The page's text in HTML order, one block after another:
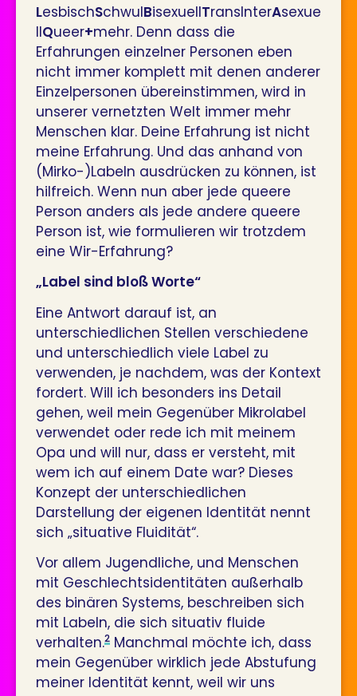
LesbischSchwulBisexuellTransInterAsexue
llQueer+mehr. Denn dass die
Erfahrungen einzelner Personen eben
nicht immer komplett mit denen anderer
Einzelpersonen übereinstimmen, wird in
unserer vernetzten Welt immer mehr
Menschen klar. Deine Erfahrung ist nicht
meine Erfahrung. Und das anhand von
(Mirko-)Labeln ausdrücken zu können, ist
hilfreich. Wenn nun aber jede queere
Person anders als jede andere queere
Person ist, wie formulieren wir trotzdem
eine Wir-Erfahrung?
„Label sind bloß Worte“
Eine Antwort darauf ist, an
unterschiedlichen Stellen verschiedene
und unterschiedlich viele Label zu
verwenden, je nachdem, was der Kontext
fordert. Will ich besonders ins Detail
gehen, weil mein Gegenüber Mikrolabel
verwendet oder rede ich mit meinem
Opa und will nur, dass er versteht, mit
wem ich auf einem Date war? Dieses
Konzept der unterschiedlichen
Darstellung der eigenen Identität nennt
sich „situative Fluidität“.
Vor allem Jugendliche, und Menschen
mit Geschlechtsidentitäten außerhalb
des binären Systems, beschreiben sich
mit Labeln, die sich situativ fluide
verhalten.2 Manchmal möchte ich, dass
mein Gegenüber wirklich jede Abstufung
meiner Identität kennt, weil wir uns